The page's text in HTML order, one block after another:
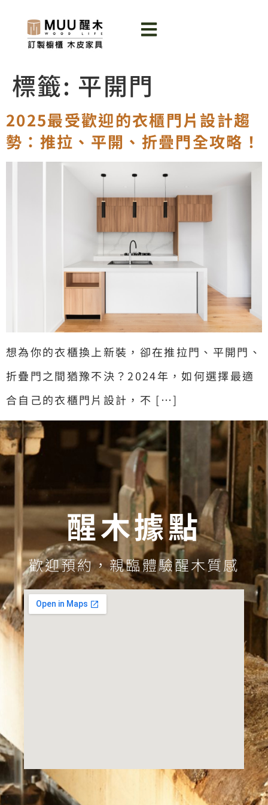
標籤: 平開門
2025最受歡迎的衣櫃門片設計趨
勢：推拉、平開、折疊門全攻略！
想為你的衣櫃換上新裝，卻在推拉門、平開門、
折疊門之間猶豫不決？2024年，如何選擇最適
合自己的衣櫃門片設計，不 […]
醒木據點
歡迎預約，親臨體驗醒木質感